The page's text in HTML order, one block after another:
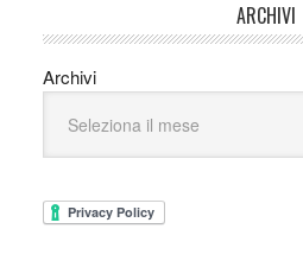
ARCHIVI
Archivi